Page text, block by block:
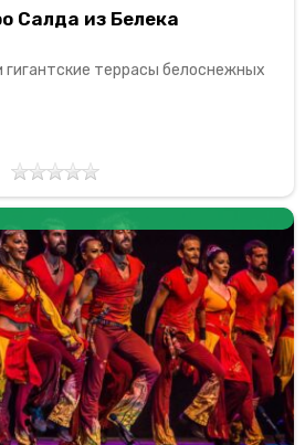
Салда из Белека
террасы белоснежных